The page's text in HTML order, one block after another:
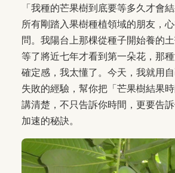
「我種的芒果樹到底要等多久才會
所有剛踏入果樹種植領域的朋友，
問。我陽台上那棵從種子開始養的
等了將近七年才看到第一朵花，那
確定感，我太懂了。今天，我就用
失敗的經驗，幫你把「芒果樹結果
講清楚，不只告訴你時間，更要告
加速的秘訣。